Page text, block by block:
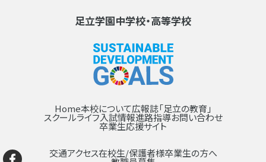
足立学園中学校・高等学校
Home本校について広報誌「足立の教育」
スクールライフ入試情報進路指導お問い合わせ
卒業生応援サイト
交通アクセス在校生/保護者様卒業生の方へ